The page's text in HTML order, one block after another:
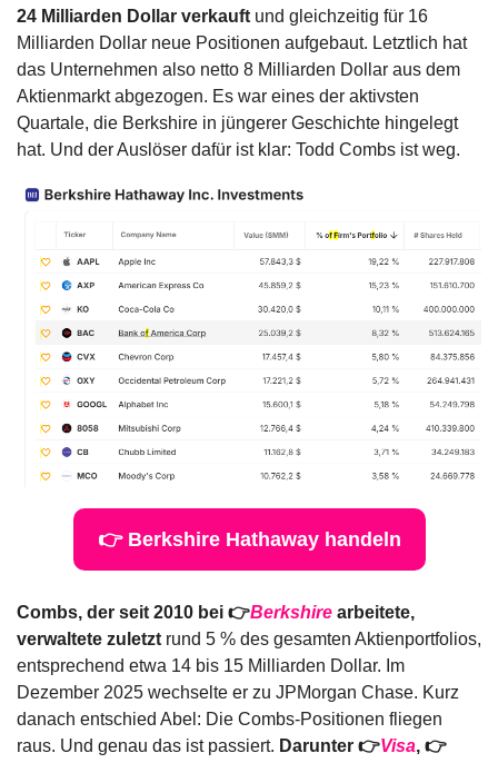
24 Milliarden Dollar verkauft und gleichzeitig für 16
Milliarden Dollar neue Positionen aufgebaut. Letztlich hat
das Unternehmen also netto 8 Milliarden Dollar aus dem
Aktienmarkt abgezogen. Es war eines der aktivsten
Quartale, die Berkshire in jüngerer Geschichte hingelegt
hat. Und der Auslöser dafür ist klar: Todd Combs ist weg.
👉 Berkshire Hathaway handeln
Combs, der seit 2010 bei 👉Berkshire arbeitete,
verwaltete zuletzt rund 5 % des gesamten Aktienportfolios,
entsprechend etwa 14 bis 15 Milliarden Dollar. Im
Dezember 2025 wechselte er zu JPMorgan Chase. Kurz
danach entschied Abel: Die Combs-Positionen fliegen
raus. Und genau das ist passiert. Darunter 👉Visa, 👉